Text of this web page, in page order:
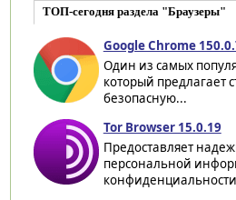
ТОП-сегодня раздела "Браузеры"
Google Chrome
Один из самых
который предлагает
безопасную...
Tor Browser 15.0.19
Предоставляет
персональной